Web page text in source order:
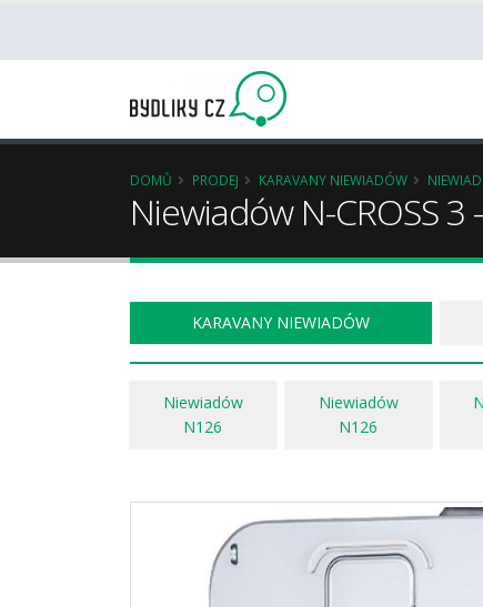
DOMŮ PRODEJ KARAVANY NIEWIADÓW
Niewiadów N-CROSS 3
KARAVANY NIEWIADÓW
Niewiadów
N126
Niewiadów
N126